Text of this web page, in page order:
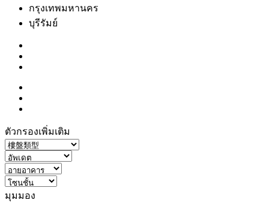
กรุงเทพมหานคร
บุรีรัมย์
ตัวกรองเพิ่มเติม
มุมมอง